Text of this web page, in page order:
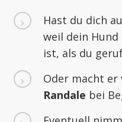
Hast du dich
weil dein Hund
ist, als du
Oder macht er
Randale bei